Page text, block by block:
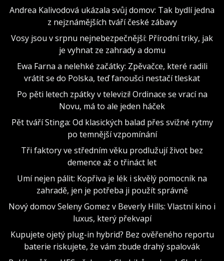
Andrea Kalivodová ukázala svůj domov: Tak bydlí jedna
z nejznámějších tváří české zábavy
Vosy jsou v srpnu nejnebezpečnější: Přírodní triky, jak
je vyhnat ze zahrady a domu
Ewa Farna a nelehké začátky: Zpěvačce, které radili
vrátit se do Polska, teď fanoušci nestačí tleskat
Po pěti letech zpátky v televizi! Ordinace se vrací na
Novu, má to ale jeden háček
Pět tváří Stinga: Od klasických balad přes svižné rytmy
po temnější vzpomínání
Tři faktory ve středním věku prodlužují život bez
demence až o třináct let
Umí nejen pálit: Kopřiva je lék i skvělý pomocník na
zahradě, jen je potřeba ji použít správně
Nový domov Seleny Gomez v Beverly Hills: Vlastní kino i
luxus, který překvapí
Kupujete ojetý plug-in hybrid? Bez ověřeného reportu
baterie riskujete, že vám zbude drahý spalovák